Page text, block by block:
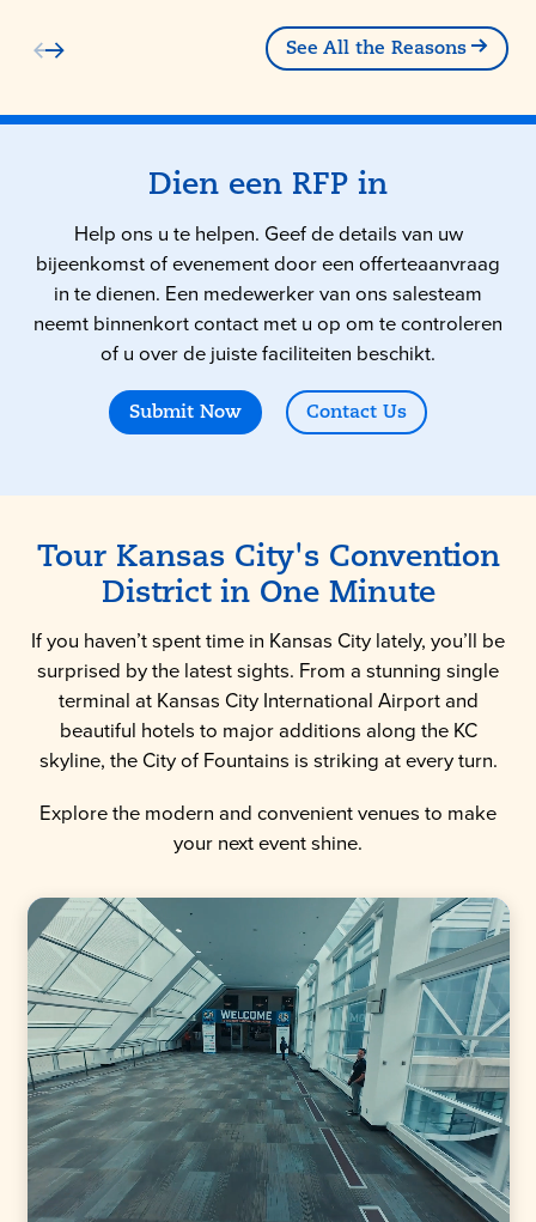
See All the Reasons
Dien een RFP in
Help ons u te helpen. Geef de details van uw
bijeenkomst of evenement door een offerteaanvraag
in te dienen. Een medewerker van ons salesteam
neemt binnenkort contact met u op om te controleren
of u over de juiste faciliteiten beschikt.
Submit Now Contact Us
Tour Kansas City's Convention
District in One Minute
If you haven’t spent time in Kansas City lately, you’ll be
surprised by the latest sights. From a stunning single
terminal at Kansas City International Airport and
beautiful hotels to major additions along the KC
skyline, the City of Fountains is striking at every turn.
Explore the modern and convenient venues to make
your next event shine.